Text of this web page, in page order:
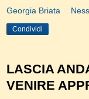
Georgia Briata
Condividi
LASCIA
VENIRE